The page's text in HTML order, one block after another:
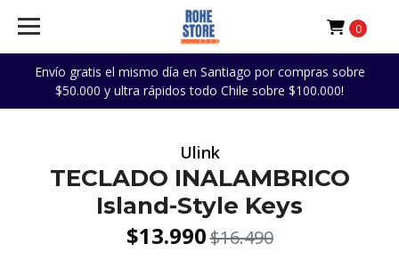
Envío gratis el mismo día en Santiago por compras sobre
$50.000 y ultra rápidos todo Chile sobre $100.000!
0
Ulink
TECLADO INALAMBRICO
Island-Style Keys
$13.990$16.490